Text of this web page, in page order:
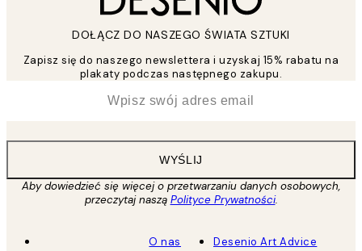
DOŁĄCZ DO NASZEGO ŚWIATA SZTUKI
Zapisz się do naszego newslettera i uzyskaj 15% rabatu na
plakaty podczas następnego zakupu.
WYŚLIJ
Aby dowiedzieć się więcej o przetwarzaniu danych osobowych,
przeczytaj naszą Polityce Prywatności.
O nas
Desenio Art Advice